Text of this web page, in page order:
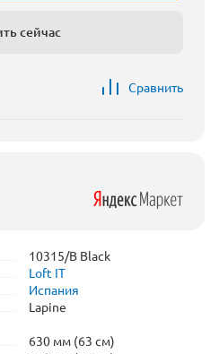
10315/B Black
Loft IT
Испания
Lapine
630 мм (63 см)
сейчас
Сравнить